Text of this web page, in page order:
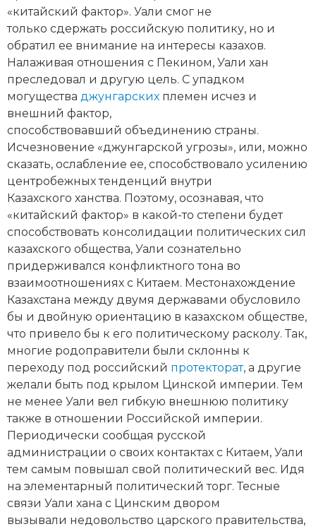
Образование
Общественные объединения и организации
Политическая история
Революции и народные движения
Религия и церковь
Россия
Северная Америка
Социально-экономическая история
Специальные исторические дисциплины
Южная Америка
«китайский фактор». Уали смог не
только сдержать российскую политику, но и
обратил ее внимание на интересы казахов.
Налаживая отношения с Пекином, Уали хан
преследовал и другую цель. С упадком
могущества джунгарских племен исчез и
внешний фактор,
способствовавший объединению страны.
Исчезновение «джунгарской угрозы», или, можно
сказать, ослабление ее, способствовало усилению
центробежных тенденций внутри
Казахского ханства. Поэтому, осознавая, что
«китайский фактор» в какой-то степени будет
способствовать консолидации политических сил
казахского общества, Уали сознательно
придерживался конфликтного тона во
взаимоотношениях с Китаем. Местонахождение
Казахстана между двумя державами обусловило
бы и двойную ориентацию в казахском обществе,
что привело бы к его политическому расколу. Так,
многие родоправители были склонны к
переходу под российский протекторат, а другие
желали быть под крылом Цинской империи. Тем
не менее Уали вел гибкую внешнюю политику
также в отношении Российской империи.
Периодически сообщая русской
администрации о своих контактах с Китаем, Уали
тем самым повышал свой политический вес. Идя
на элементарный политический торг. Тесные
связи Уали хана с Цинским двором
вызывали недовольство царского правительства,